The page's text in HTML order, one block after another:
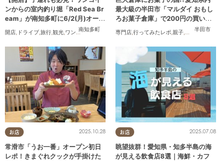
南知多町
ンからの室内釣り堀「Red Sea Br
eam」が南知多町に6/2(月)オープ
ン
開店, ドライブ,旅行,観光,ワンコイン 半田市
最大級の半田市「マルダイ おもし
ろお菓子倉庫」で200円の買い物
にチャレンジ
専門店,行ってみたレポ,親子,家族
お店 2025.10.28
常滑市「うお一番」オープン初日
レポ！きまぐれクックが手掛けた
お店 2025.07.08
眺望抜群！愛知県・知多半島の海
が見える飲食店8選｜海鮮・カフ